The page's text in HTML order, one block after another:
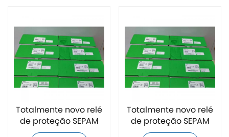
Totalmente novo relé
de proteção SEPAM
S80 Schneider
Totalmente novo relé
de proteção SEPAM
T20 Schneider